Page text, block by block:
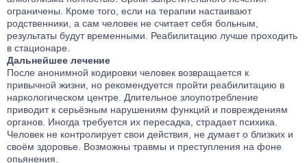
ограничены. Кроме того, если на терапии настаивают
родственники, а сам человек не считает себя больным,
результаты будут временными. Реабилитацию лучше проходить
в стационаре.
Дальнейшее лечение
После анонимной кодировки человек возвращается к
привычной жизни, но рекомендуется пройти реабилитацию в
наркологическом центре. Длительное злоупотребление
приводит к серьёзным нарушениям функций и повреждениям
органов. Иногда требуется их пересадка, страдает психика.
Человек не контролирует свои действия, не думает о близких и
своём здоровье. Возможны травмы и преступления на фоне
опьянения.